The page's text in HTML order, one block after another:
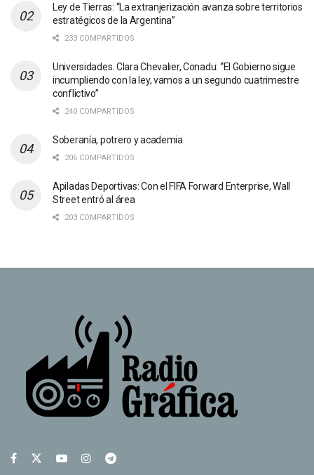
Ley de Tierras: “La extranjerización avanza sobre territorios
estratégicos de la Argentina”
233 COMPARTIDOS
Universidades. Clara Chevalier, Conadu: “El Gobierno sigue
incumpliendo con la ley, vamos a un segundo cuatrimestre
conflictivo”
240 COMPARTIDOS
Soberanía, potrero y academia
206 COMPARTIDOS
Apiladas Deportivas: Con el FIFA Forward Enterprise, Wall
Street entró al área
203 COMPARTIDOS